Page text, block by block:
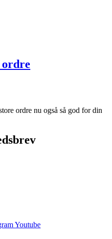
ordre
ordre nu også så god for din
Youtube